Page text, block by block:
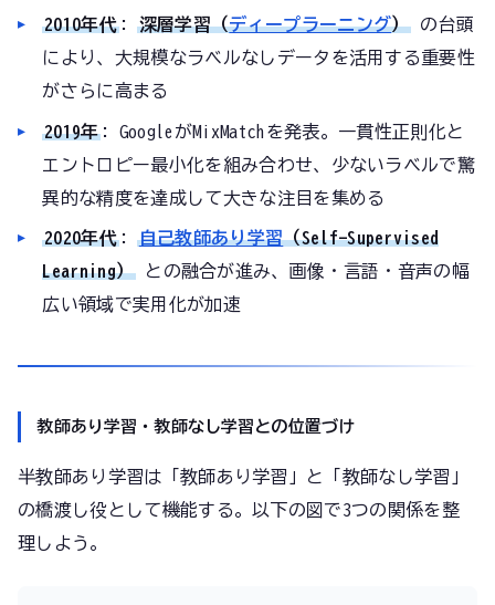
2010年代:深層学習（ディープラーニング） の台頭
により、大規模なラベルなしデータを活用する重要性
がさらに高まる
2019年 : GoogleがMixMatchを発表。一貫性正則化と
エントロピー最小化を組み合わせ、少ないラベルで驚
異的な精度を達成して大きな注目を集める
2020年代:自己教師あり学習（Self-Supervised
Learning）との融合が進み、画像・言語・音声の幅
広い領域で実用化が加速
教師あり学習・教師なし学習との位置づけ
半教師あり学習は「教師あり学習」と「教師なし学習」
の橋渡し役として機能する。以下の図で3つの関係を整
理しよう。